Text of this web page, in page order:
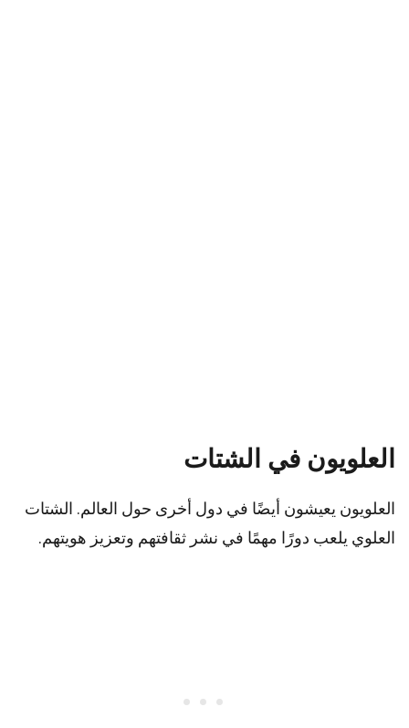
العلويون في الشتات
العلويون يعيشون أيضًا في دول أخرى حول العالم. الشتات
العلوي يلعب دورًا مهمًا في نشر ثقافتهم وتعزيز هويتهم.